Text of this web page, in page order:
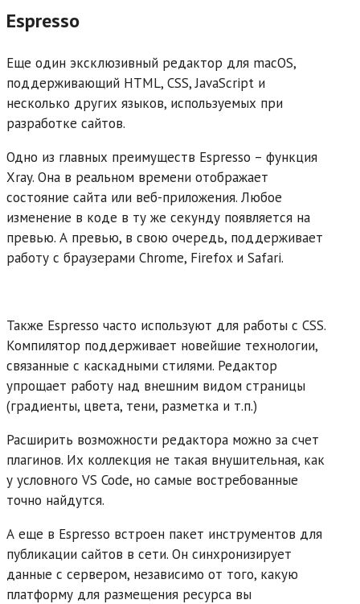
Espresso
Еще один эксклюзивный редактор для macOS,
поддерживающий HTML, CSS, JavaScript и
несколько других языков, используемых при
разработке сайтов.
Одно из главных преимуществ Espresso – функция
Xray. Она в реальном времени отображает
состояние сайта или веб-приложения. Любое
изменение в коде в ту же секунду появляется на
превью. А превью, в свою очередь, поддерживает
работу с браузерами Chrome, Firefox и Safari.
Также Espresso часто используют для работы с CSS.
Компилятор поддерживает новейшие технологии,
связанные с каскадными стилями. Редактор
упрощает работу над внешним видом страницы
(градиенты, цвета, тени, разметка и т.п.)
Расширить возможности редактора можно за счет
плагинов. Их коллекция не такая внушительная, как
у условного VS Code, но самые востребованные
точно найдутся.
А еще в Espresso встроен пакет инструментов для
публикации сайтов в сети. Он синхронизирует
данные с сервером, независимо от того, какую
платформу для размещения ресурса вы